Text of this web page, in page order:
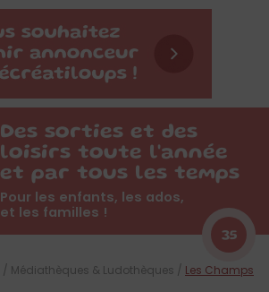
Des sorties et des
loisirs toute l'année
et par tous les temps
Pour les enfants, les ados,
et les familles !
35
/ Médiathèques & Ludothèques / Les Champs